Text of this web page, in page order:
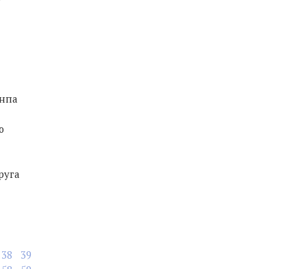
38
39